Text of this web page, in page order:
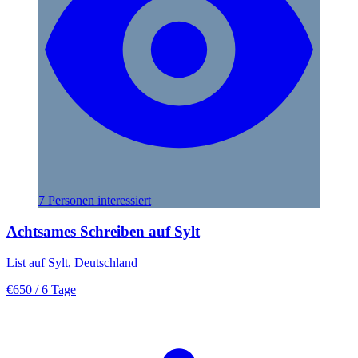
7 Personen interessiert
Achtsames Schreiben auf Sylt
List auf Sylt, Deutschland
€650 / 6 Tage